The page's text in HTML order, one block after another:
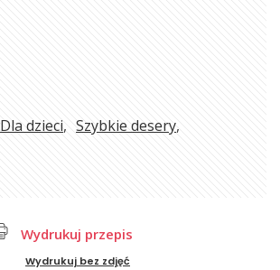
Dla dzieci
Szybkie desery
Wydrukuj przepis
Wydrukuj bez zdjęć